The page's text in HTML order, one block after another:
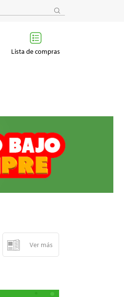
Lista de compras
Ver más